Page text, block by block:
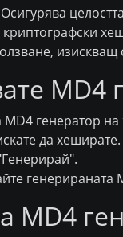
Осигурява
изискващ
генератор
да хеширате.
генерираната
MD4